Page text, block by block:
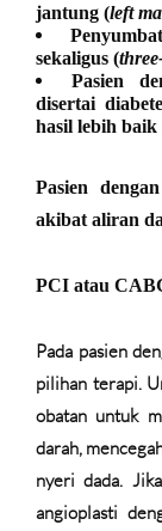
jantung (left
sekaligus (
Pasien
disertai
hasil lebih baik
Pasien
akibat aliran
PCI atau
Pada pasien
pilihan terapi.
obatan untuk
darah,
nyeri dada.
angioplasti